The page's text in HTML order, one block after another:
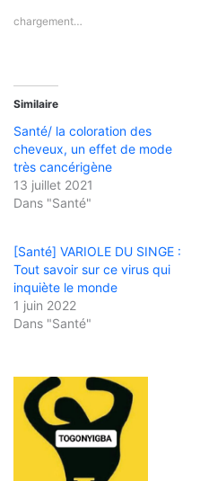
chargement…
Similaire
Santé/ la coloration des
cheveux, un effet de mode
très cancérigène
13 juillet 2021
Dans "Santé"
[Santé] VARIOLE DU SINGE :
Tout savoir sur ce virus qui
inquiète le monde
1 juin 2022
Dans "Santé"